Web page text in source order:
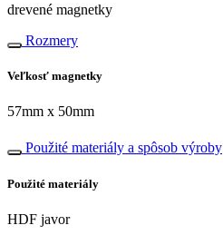
drevené magnetky
Rozmery
Veľkosť magnetky
57mm x 50mm
Použité materiály a spôsob výroby
Použité materiály
HDF javor